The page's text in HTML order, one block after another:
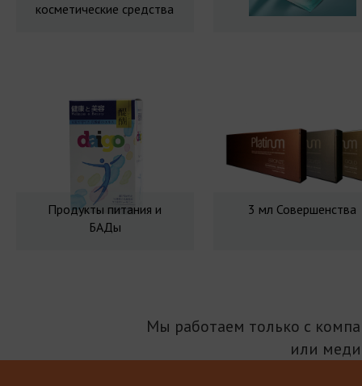
косметические средства
Продукты питания и
БАДы
3 мл Совершенства
Мы работаем только с
или